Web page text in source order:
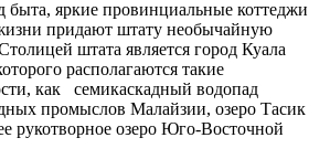
быта, яркие провинциальные коттеджи
придают штату необычайную
штата является город Куала
располагаются такие
как семикаскадный водопад
промыслов Малайзии, озеро Тасик
рукотворное озеро Юго-Восточной